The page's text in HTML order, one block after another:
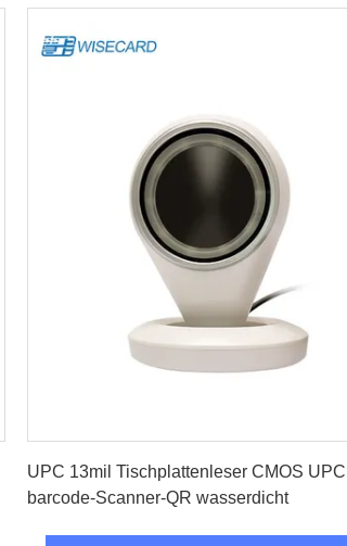
UPC 13mil Tischplattenleser CMOS
barcode-Scanner-QR wasserdicht